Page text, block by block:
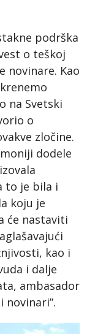
podrška
o teškoj
novinare. Kao
na Svetski
o
zločine.
dodele
to je bila i
koju je
će nastaviti
kao i
i dalje
ambasador
novinari”.